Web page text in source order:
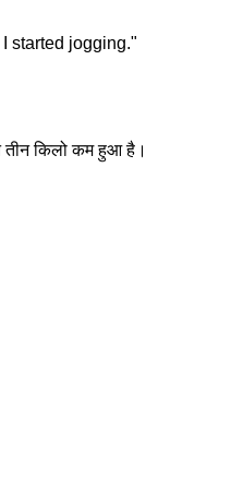
started jogging."
तीन किलो कम हुआ है।